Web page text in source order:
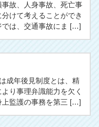
故、人身事故、死亡事
けて考えることができ
では、交通事故にま […]
成年後見制度とは、精
り事理弁識能力を欠く
上監護の事務を第三 […]